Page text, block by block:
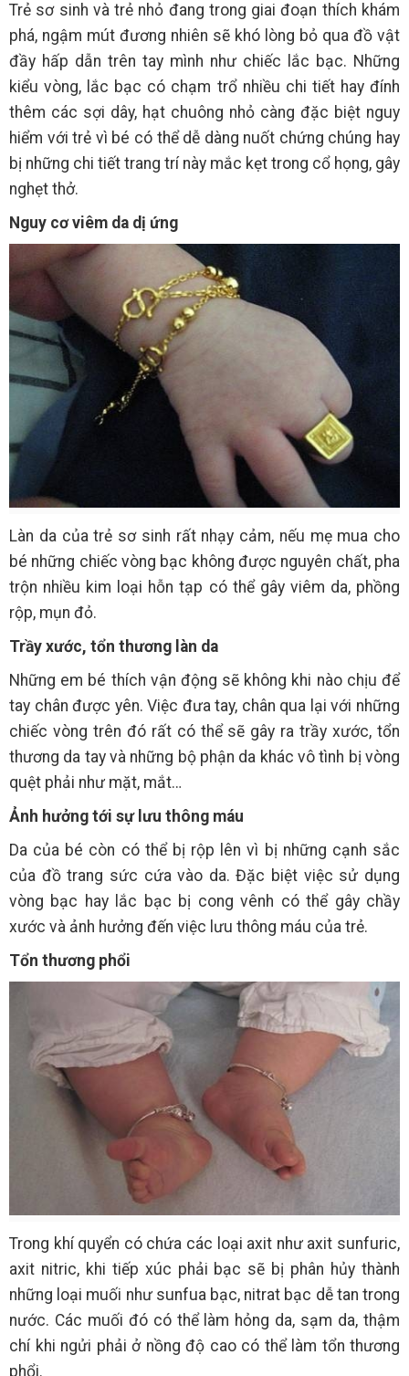
Trẻ sơ sinh và trẻ nhỏ đang trong giai đoạn thích khám
phá, ngậm mút đương nhiên sẽ khó lòng bỏ qua đồ vật
đầy hấp dẫn trên tay mình như chiếc lắc bạc. Những
kiểu vòng, lắc bạc có chạm trổ nhiều chi tiết hay đính
thêm các sợi dây, hạt chuông nhỏ càng đặc biệt nguy
hiểm với trẻ vì bé có thể dễ dàng nuốt chứng chúng hay
bị những chi tiết trang trí này mắc kẹt trong cổ họng, gây
nghẹt thở.
Nguy cơ viêm da dị ứng
Làn da của trẻ sơ sinh rất nhạy cảm, nếu mẹ mua cho
bé những chiếc vòng bạc không được nguyên chất, pha
trộn nhiều kim loại hỗn tạp có thể gây viêm da, phồng
rộp, mụn đỏ.
Trầy xước, tổn thương làn da
Những em bé thích vận động sẽ không khi nào chịu để
tay chân được yên. Việc đưa tay, chân qua lại với những
chiếc vòng trên đó rất có thể sẽ gây ra trầy xước, tổn
thương da tay và những bộ phận da khác vô tình bị vòng
quệt phải như mặt, mắt…
Ảnh hưởng tới sự lưu thông máu
Da của bé còn có thể bị rộp lên vì bị những cạnh sắc
của đồ trang sức cứa vào da. Đặc biệt việc sử dụng
vòng bạc hay lắc bạc bị cong vênh có thể gây chầy
xước và ảnh hưởng đến việc lưu thông máu của trẻ.
Tổn thương phổi
Trong khí quyển có chứa các loại axit như axit sunfuric,
axit nitric, khi tiếp xúc phải bạc sẽ bị phân hủy thành
những loại muối như sunfua bạc, nitrat bạc dễ tan trong
nước. Các muối đó có thể làm hỏng da, sạm da, thậm
chí khi ngửi phải ở nồng độ cao có thể làm tổn thương
phổi.